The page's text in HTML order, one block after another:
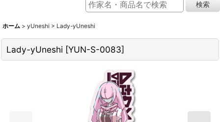
ホーム > yUneshi > Lady-yUneshi
Lady-yUneshi [YUN-S-0083]